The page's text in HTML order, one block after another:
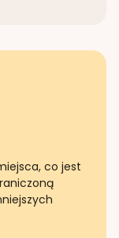
co jest